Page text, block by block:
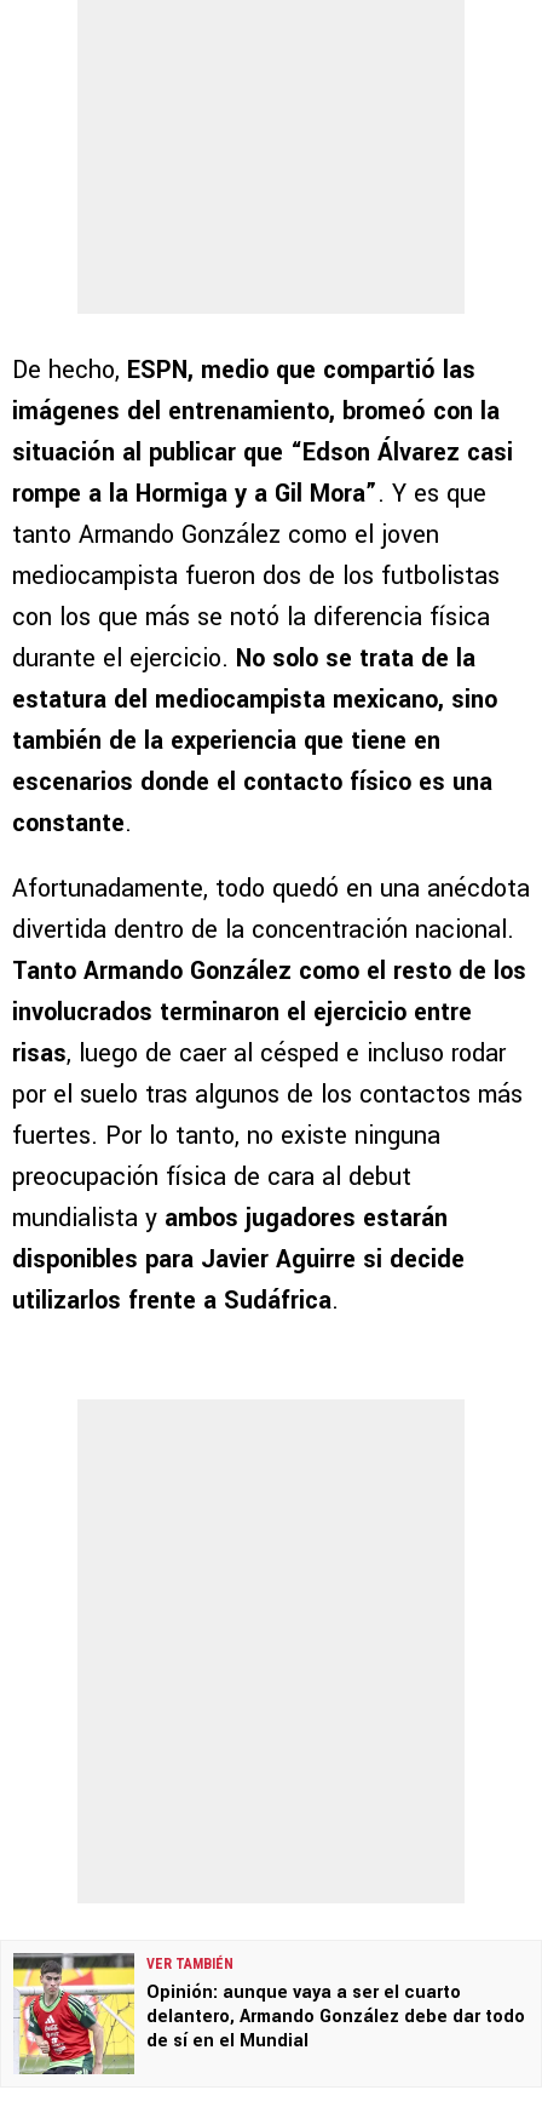
De hecho, ESPN, medio que compartió las
imágenes del entrenamiento, bromeó con la
situación al publicar que “Edson Álvarez casi
rompe a la Hormiga y a Gil Mora”. Y es que
tanto Armando González como el joven
mediocampista fueron dos de los futbolistas
con los que más se notó la diferencia física
durante el ejercicio. No solo se trata de la
estatura del mediocampista mexicano, sino
también de la experiencia que tiene en
escenarios donde el contacto físico es una
constante.
Afortunadamente, todo quedó en una anécdota
divertida dentro de la concentración nacional.
Tanto Armando González como el resto de los
involucrados terminaron el ejercicio entre
risas, luego de caer al césped e incluso rodar
por el suelo tras algunos de los contactos más
fuertes. Por lo tanto, no existe ninguna
preocupación física de cara al debut
mundialista y ambos jugadores estarán
disponibles para Javier Aguirre si decide
utilizarlos frente a Sudáfrica.
VER TAMBIÉN
Opinión: aunque vaya a ser el cuarto
delantero, Armando González debe dar todo
de sí en el Mundial